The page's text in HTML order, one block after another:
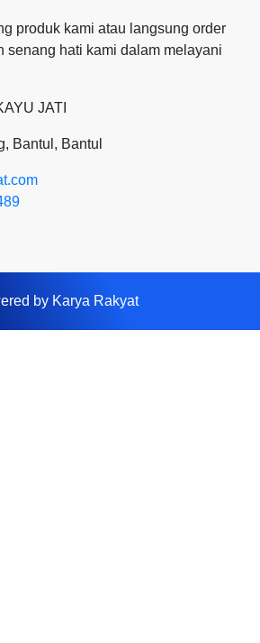
produk kami atau langsung order
senang hati kami dalam melayani
JATI
Bantul, Bantul
by Karya Rakyat